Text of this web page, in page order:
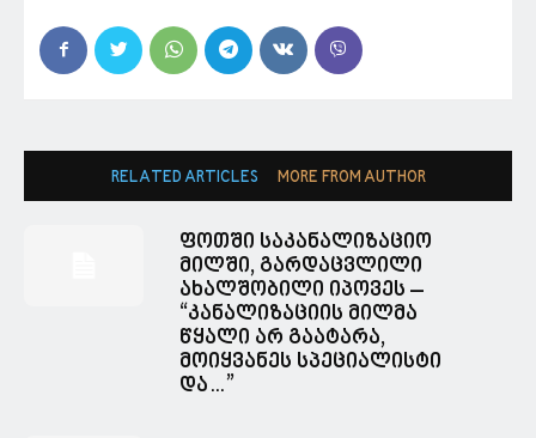
RELATED ARTICLES MORE FROM AUTHOR
ფოთში საკანალიზაციო
მილში, გარდაცვლილი
ახალშობილი იპოვეს –
“კანალიზაციის მილმა
წყალი არ გაატარა,
მოიყვანეს სპეციალისტი
და…”